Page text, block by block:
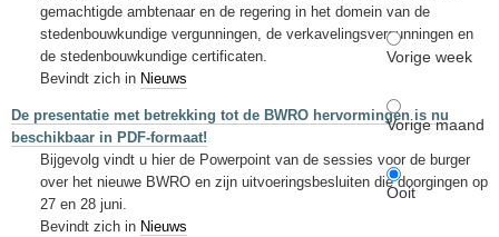
Vorige week
Vorige maand
Ooit
gemachtigde ambtenaar en de regering in het domein van de
stedenbouwkundige vergunningen, de verkavelingsvergunningen en
de stedenbouwkundige certificaten.
Bevindt zich in Nieuws
De presentatie met betrekking tot de BWRO hervormingen is nu
beschikbaar in PDF-formaat!
Bijgevolg vindt u hier de Powerpoint van de sessies voor de burger
over het nieuwe BWRO en zijn uitvoeringsbesluiten die doorgingen op
27 en 28 juni.
Bevindt zich in Nieuws